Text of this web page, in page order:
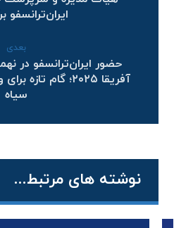
ایران‌ترانسفو
بعدی
حضور ایران‌ترانسفو در
آفریقا ۲۰۲۵؛ گام
سیاه
نوشته های مرتبط...